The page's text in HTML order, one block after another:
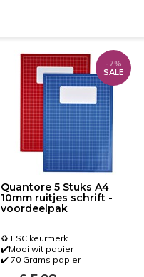
Quantore 5 Stuks A4
10mm ruitjes schrift -
voordeelpak
-7%
SALE
♻️ FSC keurmerk
✔️Mooi wit papier
✔️ 70 Grams papier